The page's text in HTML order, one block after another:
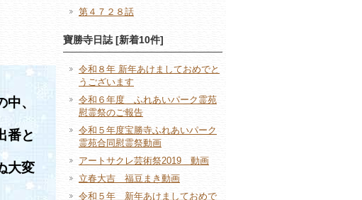
、
番と
大変
第４７２８話
寶勝寺日誌 [新着10件]
令和８年 新年あけましておめでと
うございます
令和６年度 ふれあいパーク霊苑
慰霊祭のご報告
令和５年度宝勝寺ふれあいパーク
霊苑合同慰霊祭動画
アートサクレ芸術祭2019 動画
立春大吉 福豆まき動画
令和５年 新年あけましておめで